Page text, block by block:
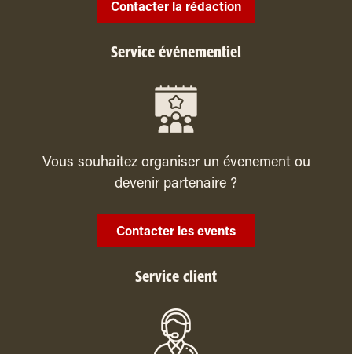
Contacter la rédaction
Service événementiel
Vous souhaitez organiser un évenement ou
devenir partenaire ?
Contacter les events
Service client